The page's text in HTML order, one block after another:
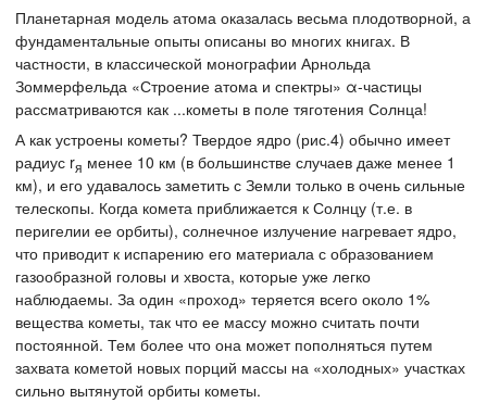
Планетарная модель атома оказалась весьма плодотворной, а
фундаментальные опыты описаны во многих книгах. В
частности, в классической монографии Арнольда
Зоммерфельда «Строение атома и спектры» α-частицы
рассматриваются как ...кометы в поле тяготения Солнца!
А как устроены кометы? Твердое ядро (рис.4) обычно имеет
радиус rя менее 10 км (в большинстве случаев даже менее 1
км), и его удавалось заметить с Земли только в очень сильные
телескопы. Когда комета приближается к Солнцу (т.е. в
перигелии ее орбиты), солнечное излучение нагревает ядро,
что приводит к испарению его материала с образованием
газообразной головы и хвоста, которые уже легко
наблюдаемы. За один «проход» теряется всего около 1%
вещества кометы, так что ее массу можно считать почти
постоянной. Тем более что она может пополняться путем
захвата кометой новых порций массы на «холодных» участках
сильно вытянутой орбиты кометы.